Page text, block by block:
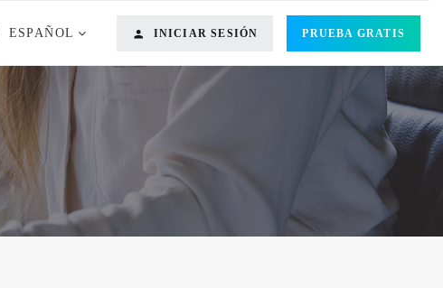
ESPAÑOL INICIAR SESIÓN PRUEBA GRATIS